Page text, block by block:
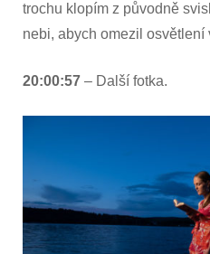
trochu klopím z původně
nebi, abych omezil osvětlení
20:00:57 – Další fotka.